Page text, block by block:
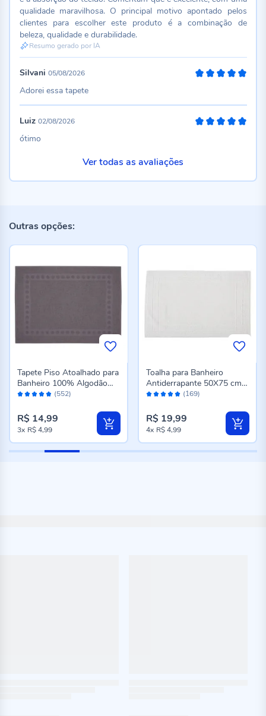
qualidade maravilhosa. O principal motivo apontado pelos
clientes para escolher este produto é a combinação de
beleza, qualidade e durabilidade.
Resumo gerado por IA
Silvani 05/08/2026
Adorei essa tapete
Luiz 02/08/2026
ótimo
Ver todas as avaliações
Outras opções:
Avaliação: (552)
Tapete Piso Atoalhado para
Banheiro 100% Algodão
Havan Casa - Chumbo
R$ 14,99
3x R$ 4,99
Avaliação: (169)
Toalha para Banheiro
Antiderrapante 50X75 cm
Sofisticata Havan Casa -
R$ 19,99
4x R$ 4,99